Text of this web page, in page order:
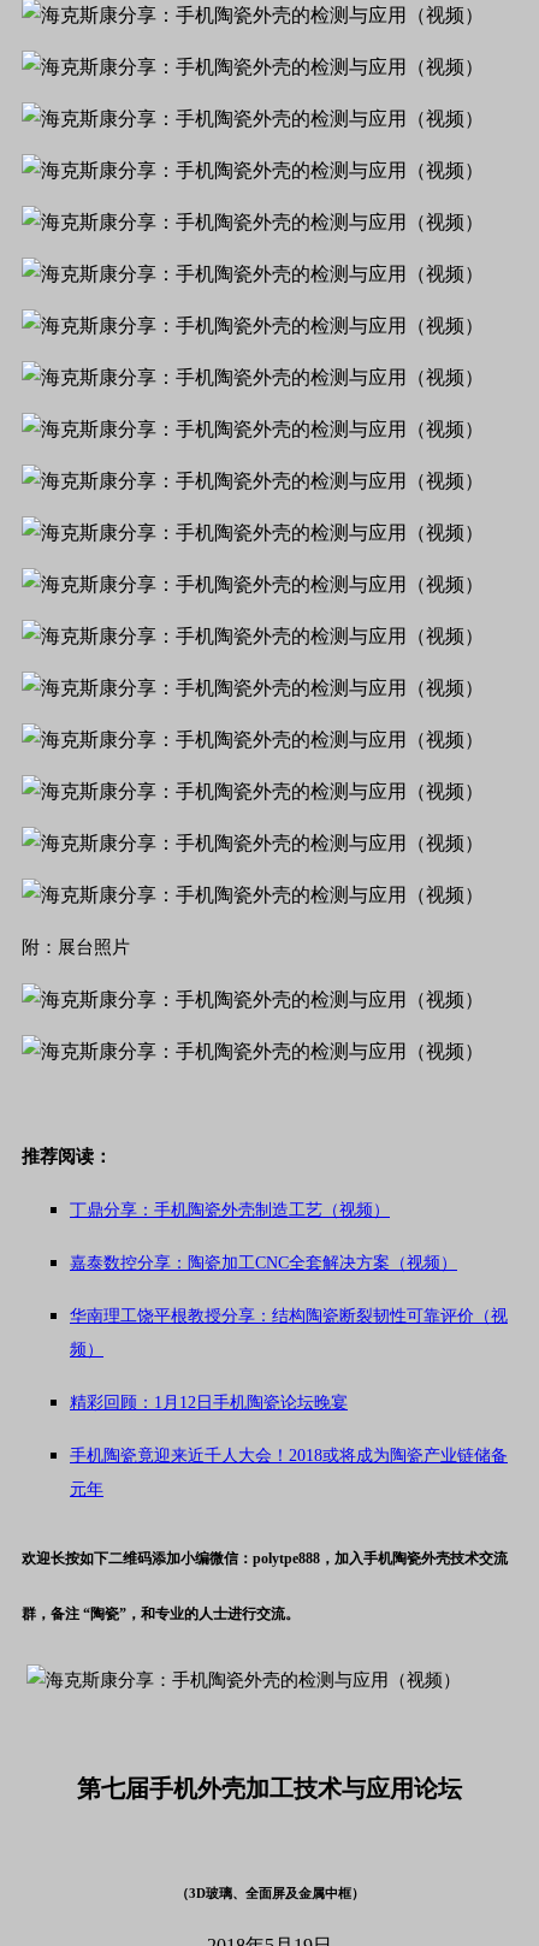
附：展台照片
推荐阅读：
丁鼎分享：手机陶瓷外壳制造工艺（视频）
嘉泰数控分享：陶瓷加工CNC全套解决方案（视频）
华南理工饶平根教授分享：结构陶瓷断裂韧性可靠评价（视
频）
精彩回顾：1月12日手机陶瓷论坛晚宴
手机陶瓷竟迎来近千人大会！2018或将成为陶瓷产业链储备
元年
欢迎长按如下二维码添加小编微信： polytpe888 ，加入手机陶瓷外壳技术交流
群，备注 “陶瓷”，和专业的人士进行交流。
第七届手机外壳加工技术与应用论坛
（3D玻璃、全面屏及金属中框）